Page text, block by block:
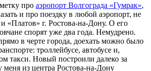
про аэропорт Волгограда «Гумрак»,
и про поездку в любой аэропорт, не
«Платов» г. Ростова-на-Дону. О его
спорят уже два года. Немудрено.
в черте города, доехать можно было
троллейбусе, автобусе и,
такси. Новый построили далеко за
меня из центра Ростова-на-Дону